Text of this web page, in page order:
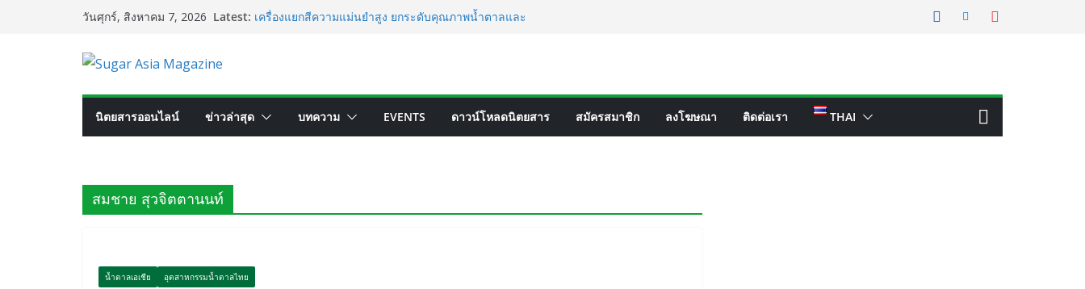
วันศุกร์, สิงหาคม 7, 2026 Latest: เครื่องแยกสีความแม่นยำสูง ยกระดับคุณภาพน้ำตาลและ
นวัตกรรมด้านเทคโนโลยีอาหาร
GC เปิดโรงงาน NatureWorks แห่งใหม่ ผลิต PLA ครบวงจร ดัน
นิตยสารออนไลน์ ข่าวล่าสุด บทความ EVENTS ดาวน์โหลดนิตยสาร สมัครสมาชิก ลงโฆษณา ติดต่อเรา THAI
สมชาย สุวจิตตานนท์
น้ำตาลเอเชีย อุตสาหกรรมน้ำตาลไทย